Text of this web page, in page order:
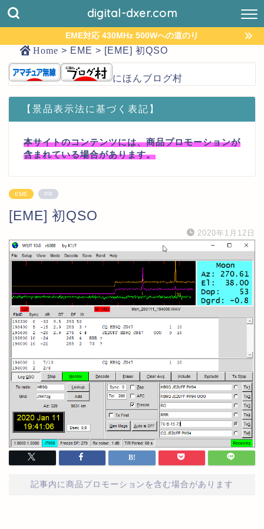
digital-dxer.com
EME対応 430MHz 500Wへの道のり
Home > EME > [EME] 初QSO
にほんブログ村
【景品表示法に基づく表記】
本サイトのコンテンツには、商品プロモーションが
含まれている場合があります。
EME PR
[EME] 初QSO
2020年1月12日
記事内に商品プロモーションを含む場合があります